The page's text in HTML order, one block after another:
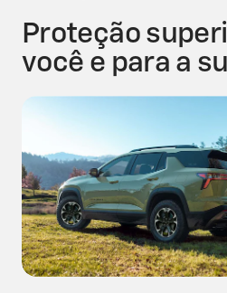
Proteção
você e para a